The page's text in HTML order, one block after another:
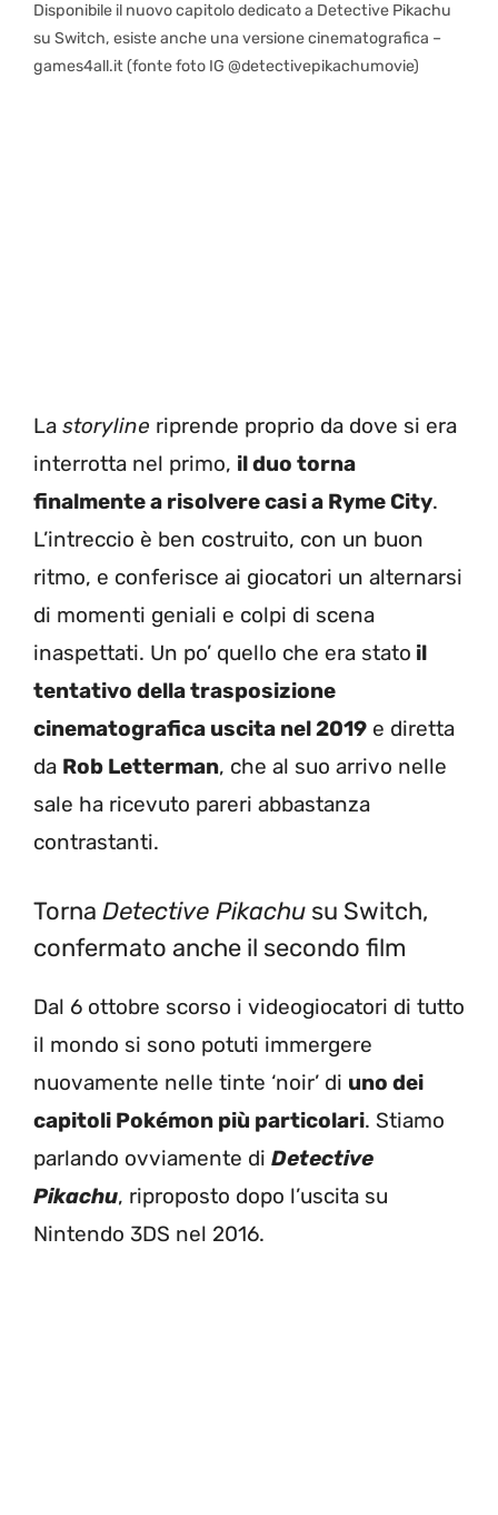
Disponibile il nuovo capitolo dedicato a Detective Pikachu
su Switch, esiste anche una versione cinematografica –
games4all.it (fonte foto IG @detectivepikachumovie)
La storyline riprende proprio da dove si era
interrotta nel primo, il duo torna
finalmente a risolvere casi a Ryme City.
L’intreccio è ben costruito, con un buon
ritmo, e conferisce ai giocatori un alternarsi
di momenti geniali e colpi di scena
inaspettati. Un po’ quello che era stato il
tentativo della trasposizione
cinematografica uscita nel 2019 e diretta
da Rob Letterman, che al suo arrivo nelle
sale ha ricevuto pareri abbastanza
contrastanti.
Torna Detective Pikachu su Switch,
confermato anche il secondo film
Dal 6 ottobre scorso i videogiocatori di tutto
il mondo si sono potuti immergere
nuovamente nelle tinte ‘noir’ di uno dei
capitoli Pokémon più particolari. Stiamo
parlando ovviamente di Detective
Pikachu, riproposto dopo l’uscita su
Nintendo 3DS nel 2016.